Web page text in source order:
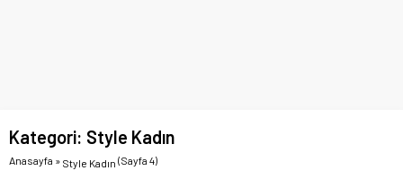
Kategori: Style Kadın
Anasayfa » Style Kadın (Sayfa 4)